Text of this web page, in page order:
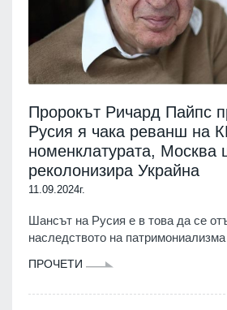
Пророкът Ричард Пайпс
Русия я чака реванш на
номенклатурата, Москва
реколонизира Украйна
11.09.2024г.
Шансът на Русия е в това да се
наследството на патримониализма
ПРОЧЕТИ